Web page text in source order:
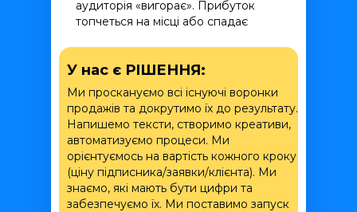
У нас є РІШЕННЯ:
Ми проскануємо всі існуючі воронки
продажів та докрутимо їх до результату.
Напишемо тексти, створимо креативи,
автоматизуємо процеси. Ми
орієнтуємось на вартість кожного кроку
(ціну підписника/заявки/клієнта). Ми
знаємо, які мають бути цифри та
забезпечуємо їх. Ми поставимо запуск
аудиторія «вигорає». Прибуток
топчеться на місці або спадає